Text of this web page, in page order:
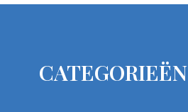
CATEGORIEËN